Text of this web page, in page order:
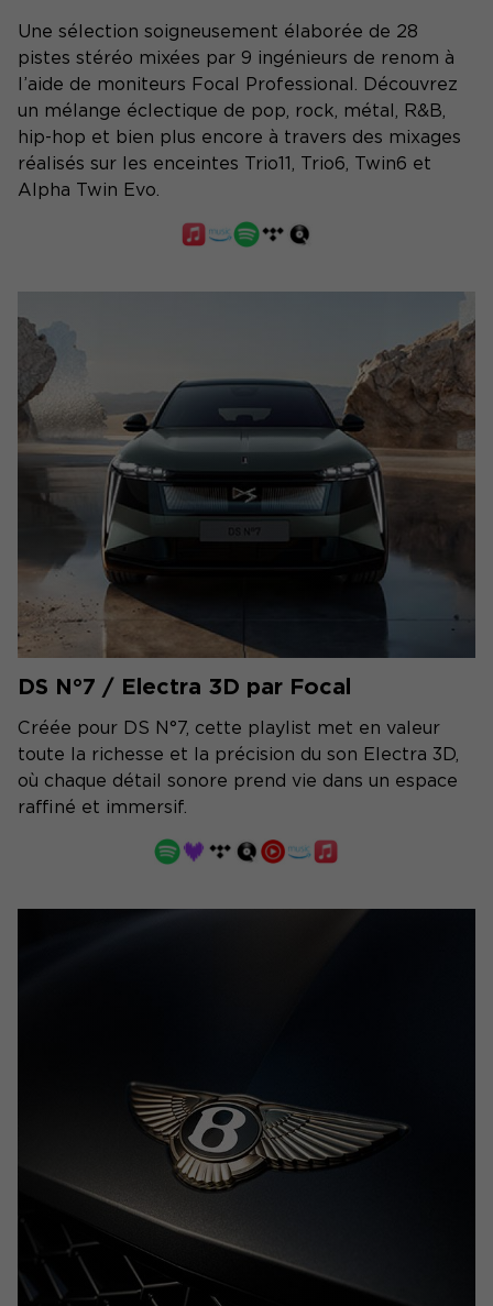
Une sélection soigneusement élaborée de 28
pistes stéréo mixées par 9 ingénieurs de renom à
l’aide de moniteurs Focal Professional. Découvrez
un mélange éclectique de pop, rock, métal, R&B,
hip-hop et bien plus encore à travers des mixages
réalisés sur les enceintes Trio11, Trio6, Twin6 et
Alpha Twin Evo.
DS N°7 / Electra 3D par Focal
Créée pour DS N°7, cette playlist met en valeur
toute la richesse et la précision du son Electra 3D,
où chaque détail sonore prend vie dans un espace
raffiné et immersif.